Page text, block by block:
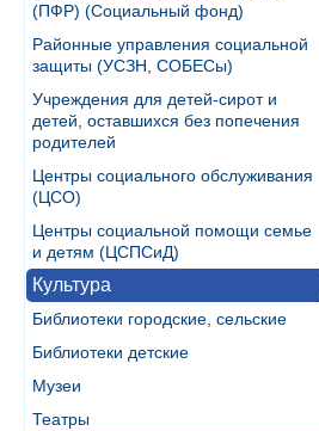
(ПФР) (Социальный фонд)
Районные управления социальной
защиты (УСЗН, СОБЕСы)
Учреждения для детей-сирот и
детей, оставшихся без попечения
родителей
Центры социального обслуживания
(ЦСО)
Центры социальной помощи семье
и детям (ЦСПСиД)
Культура
Библиотеки городские, сельские
Библиотеки детские
Музеи
Театры